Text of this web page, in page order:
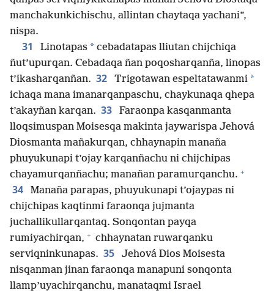
manchakunkichischu, allintan chaytaqa yachani”,
nispa.
31 Linotapas * cebadatapas lliutan chijchiqa
ñut’upurqan. Cebadaqa ñan poqosharqanña, linopas
t’ikasharqanñan. 32 Trigotawan espeltatawanmi *
ichaqa mana imanarqanpaschu, chaykunaqa qhepa
t’akayñan karqan. 33
Faraonpa kasqanmanta
lloqsimuspan Moisesqa makinta jaywarispa Jehová
Diosmanta mañakurqan, chhaynapin manaña
phuyukunapi t’ojay karqanñachu ni chijchipas
chayamurqanñachu; manañan paramurqanchu. +
34
Manaña parapas, phuyukunapi t’ojaypas ni
chijchipas kaqtinmi faraonqa jujmanta
juchallikullarqantaq. Sonqontan payqa
rumiyachirqan, + chhaynatan ruwarqanku
serviqninkunapas. 35
Jehová Dios Moisesta
nisqanman jinan faraonqa manapuni sonqonta
llamp’uyachirqanchu, manataqmi Israel